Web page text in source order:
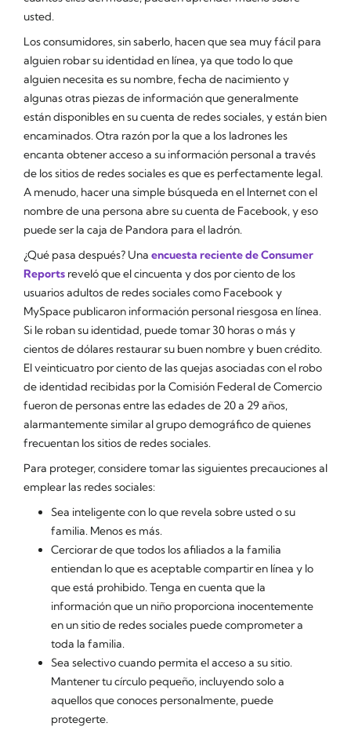
usted.
Los consumidores, sin saberlo, hacen que sea muy fácil para
alguien robar su identidad en línea, ya que todo lo que
alguien necesita es su nombre, fecha de nacimiento y
algunas otras piezas de información que generalmente
están disponibles en su cuenta de redes sociales, y están bien
encaminados. Otra razón por la que a los ladrones les
encanta obtener acceso a su información personal a través
de los sitios de redes sociales es que es perfectamente legal.
A menudo, hacer una simple búsqueda en el Internet con el
nombre de una persona abre su cuenta de Facebook, y eso
puede ser la caja de Pandora para el ladrón.
¿Qué pasa después? Una encuesta reciente de Consumer
Reports reveló que el cincuenta y dos por ciento de los
usuarios adultos de redes sociales como Facebook y
MySpace publicaron información personal riesgosa en línea.
Si le roban su identidad, puede tomar 30 horas o más y
cientos de dólares restaurar su buen nombre y buen crédito.
El veinticuatro por ciento de las quejas asociadas con el robo
de identidad recibidas por la Comisión Federal de Comercio
fueron de personas entre las edades de 20 a 29 años,
alarmantemente similar al grupo demográfico de quienes
frecuentan los sitios de redes sociales.
Para proteger, considere tomar las siguientes precauciones al
emplear las redes sociales:
Sea inteligente con lo que revela sobre usted o su
familia. Menos es más.
Cerciorar de que todos los afiliados a la familia
entiendan lo que es aceptable compartir en línea y lo
que está prohibido. Tenga en cuenta que la
información que un niño proporciona inocentemente
en un sitio de redes sociales puede comprometer a
toda la familia.
Sea selectivo cuando permita el acceso a su sitio.
Mantener tu círculo pequeño, incluyendo solo a
aquellos que conoces personalmente, puede
protegerte.